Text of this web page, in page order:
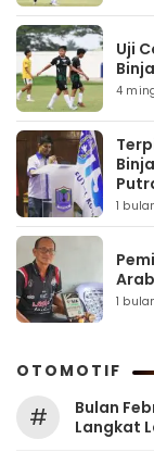
Uji
4
1
1
OTOMOTIF
#
Bulan
Langkat